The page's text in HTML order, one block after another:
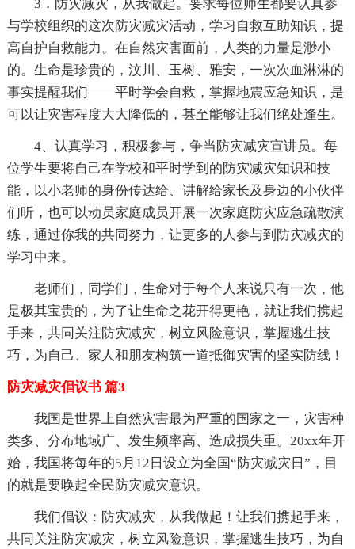
3．防灾减灾，从我做起。要求每位师生都要认真参
与学校组织的这次防灾减灾活动，学习自救互助知识，提
高自护自救能力。在自然灾害面前，人类的力量是渺小
的。生命是珍贵的，汶川、玉树、雅安，一次次血淋淋的
事实提醒我们——平时学会自救，掌握地震应急知识，是
可以让灾害程度大大降低的，甚至能够让我们绝处逢生。
4、认真学习，积极参与，争当防灾减灾宣讲员。每
位学生要将自己在学校和平时学到的防灾减灾知识和技
能，以小老师的身份传达给、讲解给家长及身边的小伙伴
们听，也可以动员家庭成员开展一次家庭防灾应急疏散演
练，通过你我的共同努力，让更多的人参与到防灾减灾的
学习中来。
老师们，同学们，生命对于每个人来说只有一次，他
是极其宝贵的，为了让生命之花开得更艳，就让我们携起
手来，共同关注防灾减灾，树立风险意识，掌握逃生技
巧，为自己、家人和朋友构筑一道抵御灾害的坚实防线！
防灾减灾倡议书 篇3
我国是世界上自然灾害最为严重的国家之一，灾害种
类多、分布地域广、发生频率高、造成损失重。20xx年开
始，我国将每年的5月12日设立为全国“防灾减灾日”，目
的就是要唤起全民防灾减灾意识。
我们倡议：防灾减灾，从我做起！让我们携起手来，
共同关注防灾减灾，树立风险意识，掌握逃生技巧，为自